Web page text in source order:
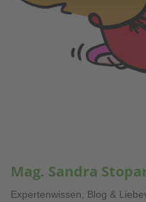
Mag. Sandra
Expertenwissen, Blog &